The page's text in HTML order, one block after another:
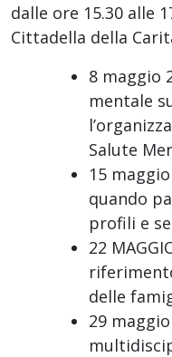
dalle ore 15.30 alle
Cittadella della
8 maggio
mentale
Salute
15
quando
profili e
22
delle
29